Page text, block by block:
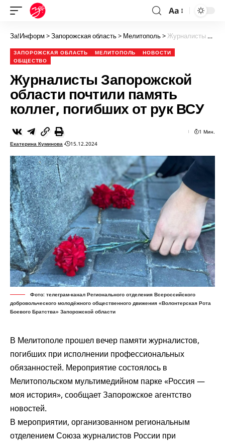
Aa
За!Информ >Запорожская область> Мелитополь>Журналисты Запорожской области почтили память коллег, погибших от рук ВСУ
ЗАПОРОЖСКАЯ ОБЛАСТЬ МЕЛИТОПОЛЬ
НОВОСТИ
ОБЩЕСТВО
Журналисты Запорожской
области почтили память
коллег, погибших от рук ВСУ
Екатерина Куминова 15.12.2024
1 Мин.
Фото: телеграм-канал Регионального отделения Всероссийского
добровольческого молодёжного общественного движения «Волонтерская Рота
Боевого Братства» Запорожской области
В Мелитополе прошел вечер памяти журналистов,
погибших при исполнении профессиональных
обязанностей. Мероприятие состоялось в
Мелитопольском мультимедийном парке «Россия —
моя история», сообщаетЗапорожское агентство
новостей.
В мероприятии, организованном региональным
отделением Союза журналистов России при